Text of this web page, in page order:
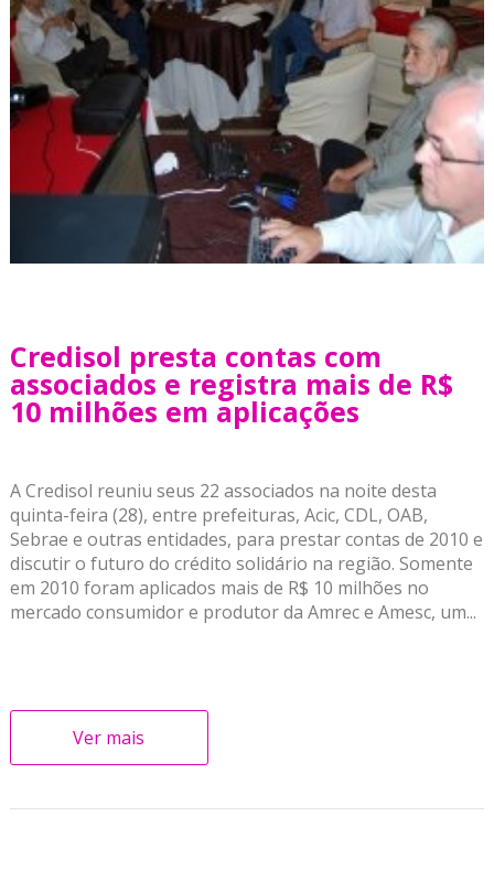
Credisol presta contas com
associados e registra mais de R$
10 milhões em aplicações
A Credisol reuniu seus 22 associados na noite desta
quinta-feira (28), entre prefeituras, Acic, CDL, OAB,
Sebrae e outras entidades, para prestar contas de 2010 e
discutir o futuro do crédito solidário na região. Somente
em 2010 foram aplicados mais de R$ 10 milhões no
mercado consumidor e produtor da Amrec e Amesc, um...
Ver mais